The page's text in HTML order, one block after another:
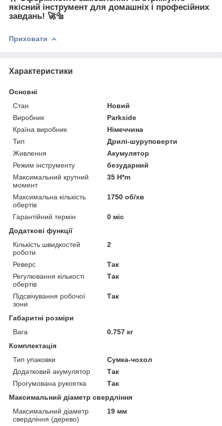
якісний інструмент для домашніх і професійних
завдань! 🚀🔩
Приховати
Характеристики
Основні
Стан
Новий
Виробник
Parkside
Країна виробник
Німеччина
Тип
Дрилі-шуруповерти
Живлення
Акумулятор
Режим інструменту
безударний
Максимальний крутний
момент
35 H*m
Максимальна кількість
обертів
1750 об/хв
Гарантійний термін
0 міс
Додаткові функції
Кількість швидкостей
роботи
2
Реверс
Так
Регулювання кількості
обертів
Так
Підсвічування робочої
зони
Так
Габаритні розміри
Вага
0.757 кг
Комплектація
Тип упаковки
Сумка-чохол
Додатковий акумулятор
Так
Прогумована рукоятка
Так
Максимальний діаметр свердління
Максимальний діаметр
свердління (дерево)
19 мм